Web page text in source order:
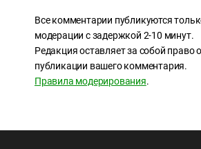
Все комментарии публикуются
модерации с задержкой 2-10 минут.
Редакция оставляет за собой право
публикации вашего комментария.
Правила модерирования.